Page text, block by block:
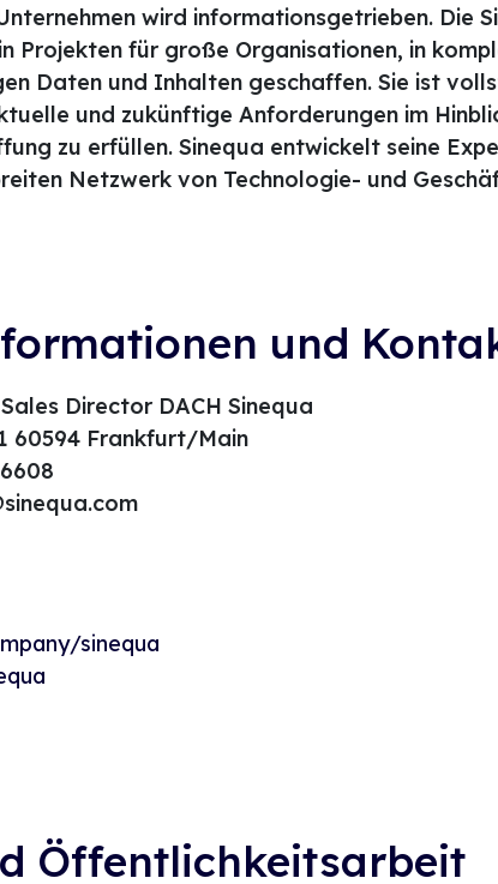
wird informationsgetrieben. Die
Projekten für große Organisationen, in
Daten und Inhalten geschaffen. Sie ist
und zukünftige Anforderungen im
zu erfüllen. Sinequa entwickelt seine
Netzwerk von Technologie- und
und
Director DACH Sinequa
60594 Frankfurt/Main
sinequa
Öffentlichkeitsarbeit